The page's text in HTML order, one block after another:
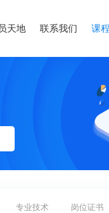
天地 联系我们 课
专业技术 岗位证书